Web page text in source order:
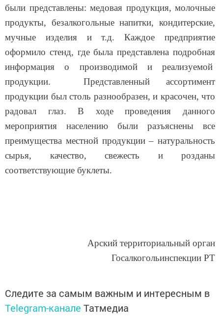
были представлены: медовая продукция, молочные
продукты, безалкогольные напитки, кондитерские,
мучные изделия и т.д. Каждое предприятие
оформило стенд, где была представлена подробная
информация о производимой и реализуемой
продукции. Представленный ассортимент
продукции был столь разнообразен, и красочен, что
радовал глаз. В ходе проведения данного
мероприятия населению были разъяснены все
преимущества местной продукции – натуральность
сырья, качество, свежесть и розданы
соответствующие буклеты.
Арский территориальный орган
Госалкогольинспекции РТ
Следите за самым важным и интересным в
Telegram-канале Татмедиа